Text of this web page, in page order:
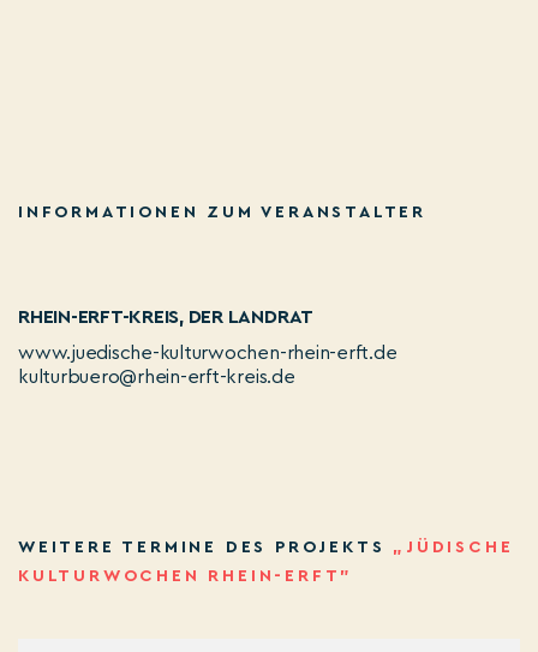
INFORMATIONEN ZUM VERANSTALTER
RHEIN-ERFT-KREIS, DER LANDRAT
www.juedische-kulturwochen-rhein-erft.de
kulturbuero@rhein-erft-kreis.de
WEITERE TERMINE DES PROJEKTS „JÜDISCHE
KULTURWOCHEN RHEIN-ERFT”